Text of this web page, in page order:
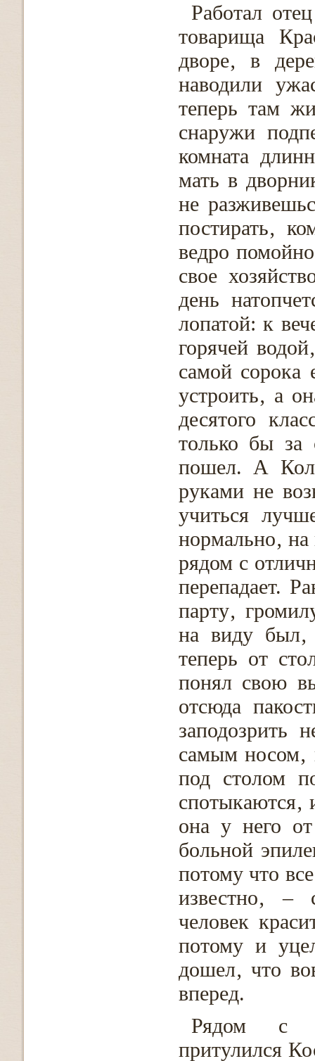
Работал
товарища
дворе‚ в
наводили
теперь там
снаружи
комната
мать в
не
постирать‚
ведро
свое
день
лопатой: к
горячей
самой
устроить‚ а
десятого
только бы за
пошел. А
руками не
учиться
нормально‚
рядом с
перепадает.
парту‚
на виду был‚
теперь от
понял свою
отсюда
заподозрить
самым носом‚
под столом
спотыкаются‚
она у него
больной
потому что
известно‚ –
человек
потому и
дошел‚ что
вперед.
Рядом с
притулился